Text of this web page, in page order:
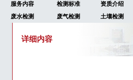
服务内容 检测标准
资质介绍
废水检测 废气检测 土壤检测
详细内容